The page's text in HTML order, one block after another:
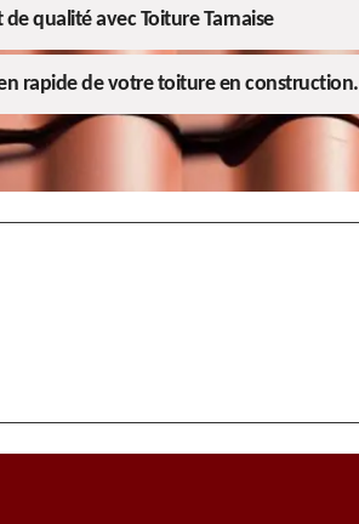
qualité avec Toiture Tarnaise
rapide de votre toiture en construction.